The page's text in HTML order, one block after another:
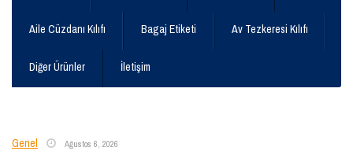
Aile Cüzdanı Kılıfı Bagaj Etiketi Av Tezkeresi Kılıfı
Diğer Ürünler İletişim
Genel Ağustos 6, 2026